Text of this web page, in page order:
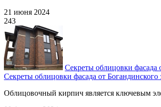
21 июня 2024
243
Секреты облицовки фасада
Секреты облицовки фасада от Богандинского
Облицовочный кирпич является ключевым